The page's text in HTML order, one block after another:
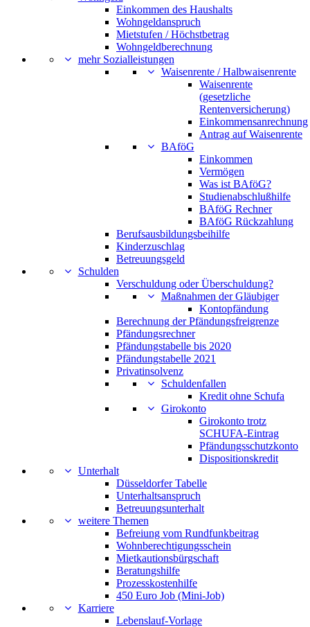
Einkommen des Haushalts
Wohngeldanspruch
Mietstufen / Höchstbetrag
Wohngeldberechnung
mehr Sozialleistungen
Waisenrente / Halbwaisenrente
Waisenrente
(gesetzliche
Rentenversicherung)
Einkommensanrechnung
Antrag auf Waisenrente
BAföG
Einkommen
Vermögen
Was ist BAföG?
Studienabschlußhilfe
BAföG Rechner
BAföG Rückzahlung
Berufsausbildungsbeihilfe
Kinderzuschlag
Betreuungsgeld
Schulden
Verschuldung oder Überschuldung?
Maßnahmen der Gläubiger
Kontopfändung
Berechnung der Pfändungsfreigrenze
Pfändungsrechner
Pfändungstabelle bis 2020
Pfändungstabelle 2021
Privatinsolvenz
Schuldenfallen
Kredit ohne Schufa
Girokonto
Girokonto trotz
SCHUFA-Eintrag
Pfändungsschutzkonto
Dispositionskredit
Unterhalt
Düsseldorfer Tabelle
Unterhaltsanspruch
Betreuungsunterhalt
weitere Themen
Befreiung vom Rundfunkbeitrag
Wohnberechtigungsschein
Mietkautionsbürgschaft
Beratungshilfe
Prozesskostenhilfe
450 Euro Job (Mini-Job)
Karriere
Lebenslauf-Vorlage